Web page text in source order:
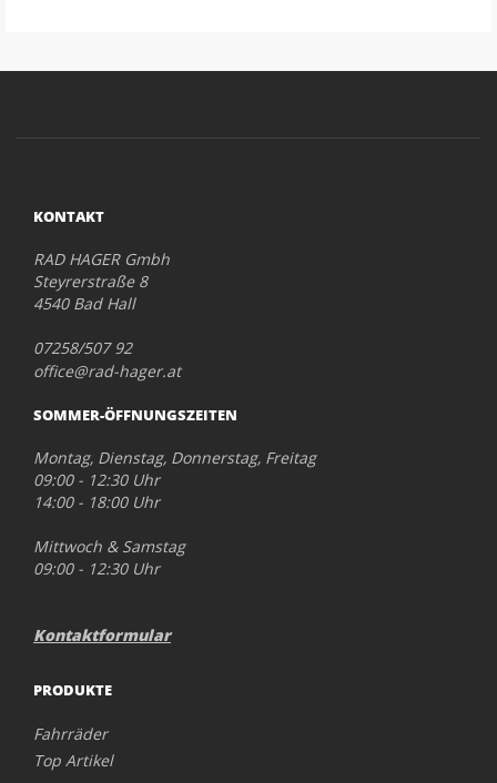
KONTAKT
RAD HAGER Gmbh
Steyrerstraße 8
4540 Bad Hall
07258/507 92
office@rad-hager.at
SOMMER-ÖFFNUNGSZEITEN
Montag, Dienstag, Donnerstag, Freitag
09:00 - 12:30 Uhr
14:00 - 18:00 Uhr
Mittwoch & Samstag
09:00 - 12:30 Uhr
Kontaktformular
PRODUKTE
Fahrräder
Top Artikel